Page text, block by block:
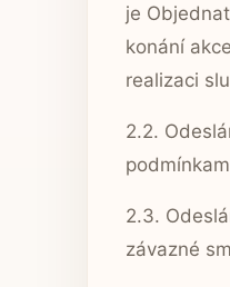
je
konání
realizaci
2.2.
2.3.
závazné